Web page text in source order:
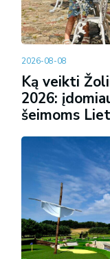
2026-08-08
Ką veikti
2026:
šeimoms